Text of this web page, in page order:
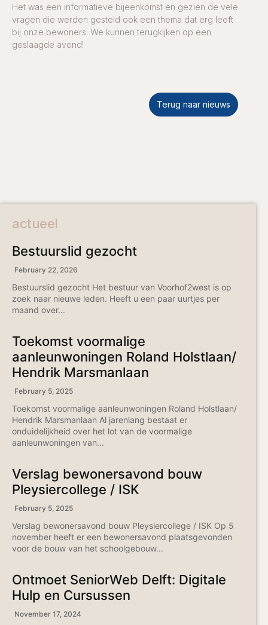
Het was een informatieve bijeenkomst en gezien de vele
vragen die werden gesteld ook een thema dat erg leeft
bij onze bewoners. We kunnen terugkijken op een
geslaagde avond!
Terug naar nieuws
actueel
Bestuurslid gezocht
February 22, 2026
Bestuurslid gezocht Het bestuur van Voorhof2west is op
zoek naar nieuwe leden. Heeft u een paar uurtjes per
maand over...
Toekomst voormalige
aanleunwoningen Roland Holstlaan/
Hendrik Marsmanlaan
February 5, 2025
Toekomst voormalige aanleunwoningen Roland Holstlaan/
Hendrik Marsmanlaan Al jarenlang bestaat er
onduidelijkheid over het lot van de voormalige
aanleunwoningen van...
Verslag bewonersavond bouw
Pleysiercollege / ISK
February 5, 2025
Verslag bewonersavond bouw Pleysiercollege / ISK Op 5
november heeft er een bewonersavond plaatsgevonden
voor de bouw van het schoolgebouw...
Ontmoet SeniorWeb Delft: Digitale
Hulp en Cursussen
November 17, 2024